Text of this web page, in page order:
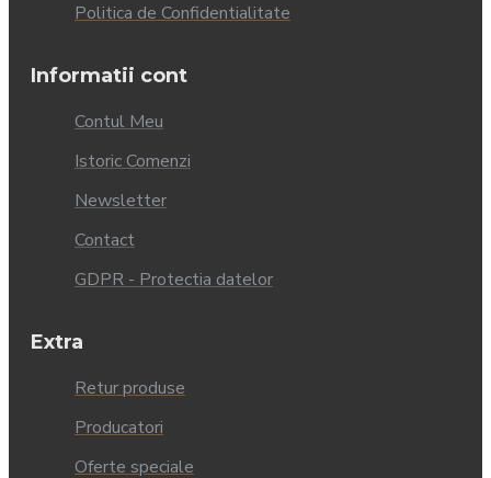
Politica de Confidentialitate
Informatii cont
Contul Meu
Istoric Comenzi
Newsletter
Contact
GDPR - Protectia datelor
Extra
Retur produse
Producatori
Oferte speciale